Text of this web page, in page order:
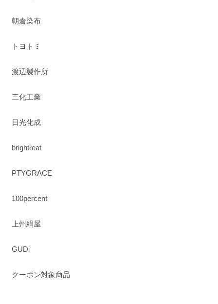
朝倉染布
トヨトミ
渡辺製作所
三化工業
日光化成
brightreat
PTYGRACE
100percent
上州絹屋
GUDi
クーポン対象商品